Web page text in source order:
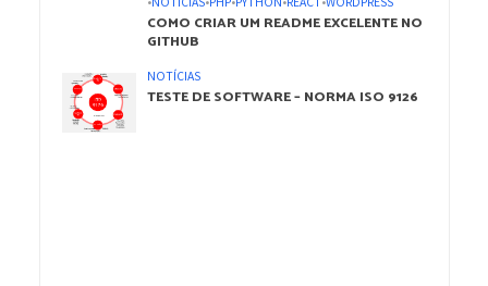
COMO CRIAR UM README EXCELENTE NO
GITHUB
NOTÍCIAS
TESTE DE SOFTWARE – NORMA ISO 9126